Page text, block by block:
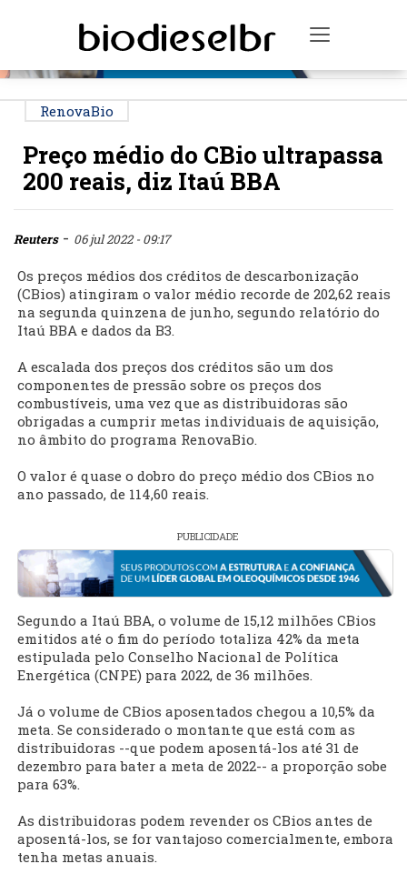
Toggle
RenovaBio
Preço médio do CBio ultrapassa
200 reais, diz Itaú BBA
Reuters- 06 jul 2022 - 09:17
Os preços médios dos créditos de descarbonização
(CBios) atingiram o valor médio recorde de 202,62 reais
na segunda quinzena de junho, segundo relatório do
Itaú BBA e dados da B3.
A escalada dos preços dos créditos são um dos
componentes de pressão sobre os preços dos
combustíveis, uma vez que as distribuidoras são
obrigadas a cumprir metas individuais de aquisição,
no âmbito do programa RenovaBio.
O valor é quase o dobro do preço médio dos CBios no
ano passado, de 114,60 reais.
PUBLICIDADE
Segundo a Itaú BBA, o volume de 15,12 milhões CBios
emitidos até o fim do período totaliza 42% da meta
estipulada pelo Conselho Nacional de Política
Energética (CNPE) para 2022, de 36 milhões.
Já o volume de CBios aposentados chegou a 10,5% da
meta. Se considerado o montante que está com as
distribuidoras --que podem aposentá-los até 31 de
dezembro para bater a meta de 2022-- a proporção sobe
para 63%.
As distribuidoras podem revender os CBios antes de
aposentá-los, se for vantajoso comercialmente, embora
tenha metas anuais.